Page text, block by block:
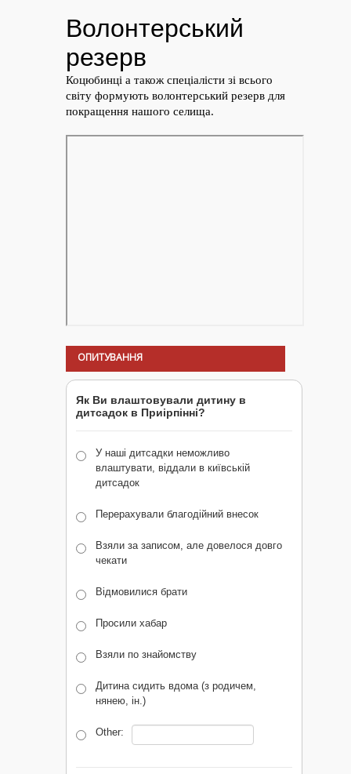
ОПИТУВАННЯ
Як Ви влаштовували дитину в
дитсадок в Приірпінні?
У наші дитсадки неможливо
влаштувати, віддали в київській
дитсадок
Перерахували благодійний внесок
Взяли за записом, але довелося довго
чекати
Відмовилися брати
Просили хабар
Взяли по знайомству
Дитина сидить вдома (з родичем,
нянею, ін.)
Other: